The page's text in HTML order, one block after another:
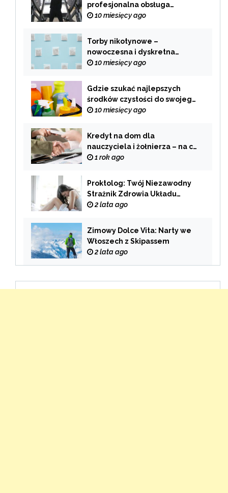
profesjonalna obsługa
Twojego samochodu
10 miesięcy ago
Torby nikotynowe –
nowoczesna i dyskretna
alternatywa dla tradycyjnego
10 miesięcy ago
Gdzie szukać najlepszych
środków czystości do swojego
domu?
10 miesięcy ago
Kredyt na dom dla
nauczyciela i żołnierza – na co
zwrócić uwagę przy wyborze
1 rok ago
Proktolog: Twój Niezawodny
Strażnik Zdrowia Układu
Pokarmowego
2 lata ago
Zimowy Dolce Vita: Narty we
Włoszech z Skipassem
2 lata ago